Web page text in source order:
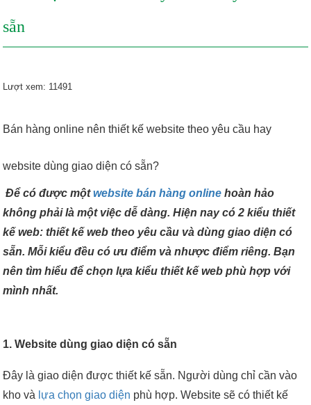
sẵn
Lượt xem: 11491
Bán hàng online nên thiết kế website theo yêu cầu hay
website dùng giao diện có sẵn?
Để có được mộtwebsite bán hàng online hoàn hảo
không phải là một việc dễ dàng. Hiện nay có 2 kiểu thiết
kế web: thiết kế web theo yêu cầu và dùng giao diện có
sẵn. Mỗi kiểu đều có ưu điểm và nhược điểm riêng. Bạn
nên tìm hiểu để chọn lựa kiểu thiết kế web phù hợp với
mình nhất.
1. Website dùng giao diện có sẵn
Đây là giao diện được thiết kế sẵn. Người dùng chỉ cần vào
kho và lựa chọn giao diện phù hợp. Website sẽ có thiết kế